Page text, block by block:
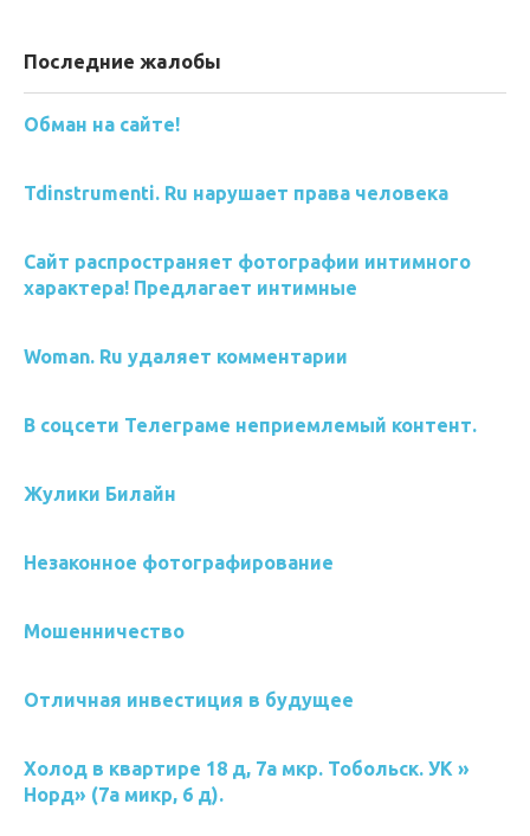
Последние жалобы
Обман на сайте!
Tdinstrumenti. Ru нарушает права человека
Сайт распространяет фотографии интимного
характера! Предлагает интимные
Woman. Ru удаляет комментарии
В соцсети Телеграме неприемлемый контент.
Жулики Билайн
Незаконное фотографирование
Мошенничество
Отличная инвестиция в будущее
Холод в квартире 18 д, 7а мкр. Тобольск. УК »
Норд» (7а микр, 6 д).